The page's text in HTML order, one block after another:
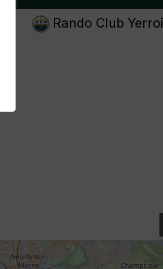
Rando Club